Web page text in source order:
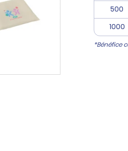
500
1000
*Bénéfice